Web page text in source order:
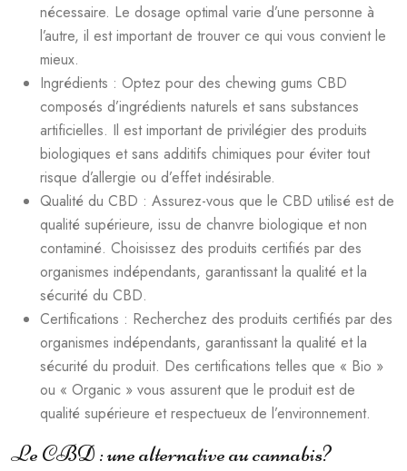
nécessaire. Le dosage optimal varie d’une personne à
l’autre, il est important de trouver ce qui vous convient le
mieux.
Ingrédients : Optez pour des chewing gums CBD
composés d’ingrédients naturels et sans substances
artificielles. Il est important de privilégier des produits
biologiques et sans additifs chimiques pour éviter tout
risque d’allergie ou d’effet indésirable.
Qualité du CBD : Assurez-vous que le CBD utilisé est de
qualité supérieure, issu de chanvre biologique et non
contaminé. Choisissez des produits certifiés par des
organismes indépendants, garantissant la qualité et la
sécurité du CBD.
Certifications : Recherchez des produits certifiés par des
organismes indépendants, garantissant la qualité et la
sécurité du produit. Des certifications telles que « Bio »
ou « Organic » vous assurent que le produit est de
qualité supérieure et respectueux de l’environnement.
Le CBD : une alternative au cannabis?